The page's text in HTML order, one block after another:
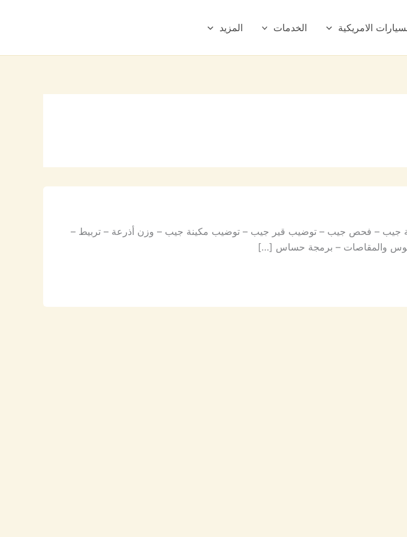
الامريكية الخدمات المزيد
جيب – فحص جيب – توضيب قير جيب – توضيب مكينة جيب – وزن أذرعة – تربيط –
والمقاصات – برمجة حساس […]